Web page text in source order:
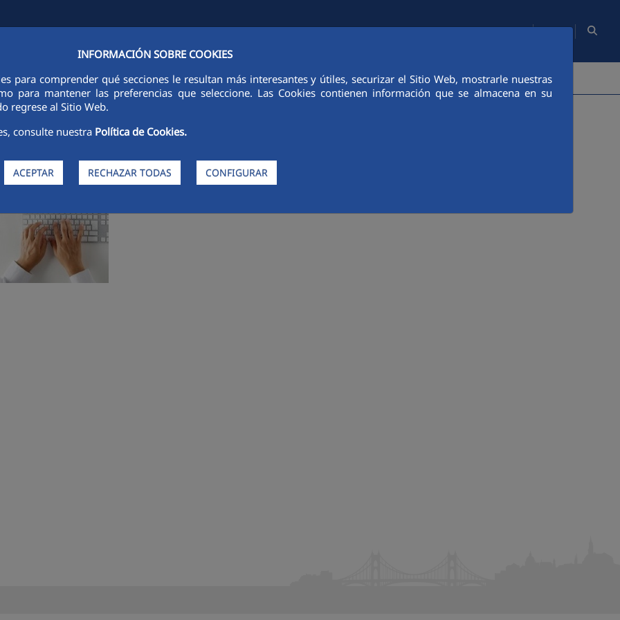
INFORMACIÓN SOBRE COOKIES
para comprender qué secciones le resultan más interesantes y útiles, securizar el Sitio Web, mostrarle nuestras
para mantener las preferencias que seleccione. Las Cookies contienen información que se almacena en su
regrese al Sitio Web.
consulte nuestra Política de Cookies.
ACEPTAR RECHAZAR TODAS CONFIGURAR
Mapa Web Sala de Comunicación Contacto ES
CIUDAD FCC SOSTENIBILIDAD ÉTICA E INTEGRIDAD PERSONAS COMUNICACIÓN
de la red corporativa, pulsando sobre el enlace correspondiente. Será preciso identificarse mediante las